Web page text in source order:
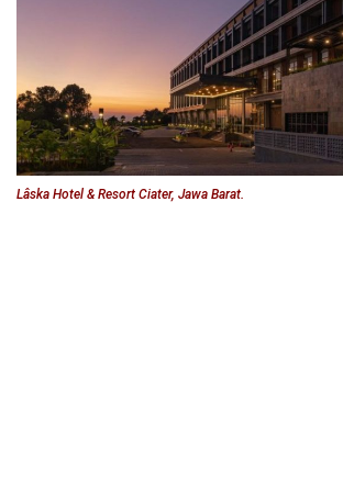
Lâska Hotel & Resort Ciater, Jawa Barat.